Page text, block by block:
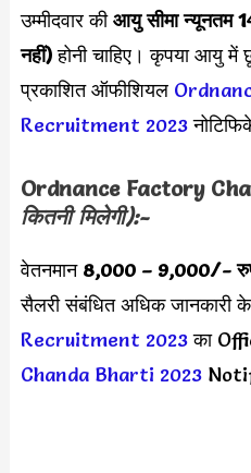
उम्मीदवार कीआयु सीमा न्यूनतम
नहीं)होनी चाहिए। कृपया आयु में
प्रकाशित ऑफीशियल
Recruitment 2023
Ordnance Factory
कितनी मिलेगी):-
वेतनमान 8,000 – 9,000/-
सैलरी संबंधित अधिक जानकारी
Recruitment 2023का
Chanda Bharti 2023